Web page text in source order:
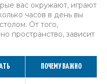
вас окружают, играют
часов в день вы
От того,
пространство, зависит
ПОЧЕМУ ВАЖНО